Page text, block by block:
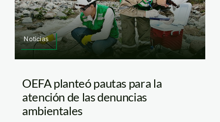
Noticias
OEFA planteó pautas para la
atención de las denuncias
ambientales